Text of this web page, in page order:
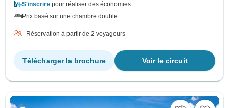
S'inscrire pour réaliser des économies
Prix basé sur une chambre double
Réservation à partir de 2 voyageurs
Voir le circuit
Télécharger la brochure